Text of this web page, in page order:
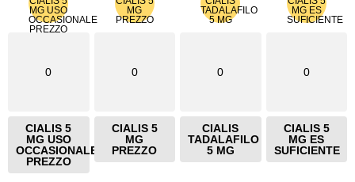
0
CIALIS 5
MG USO
OCCASIONALE
PREZZO
0
CIALIS 5
MG
PREZZO
0
CIALIS
TADALAFILO
5 MG
0
CIALIS 5
MG ES
SUFICIENTE